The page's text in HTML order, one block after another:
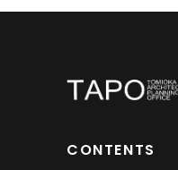
CONTENTS